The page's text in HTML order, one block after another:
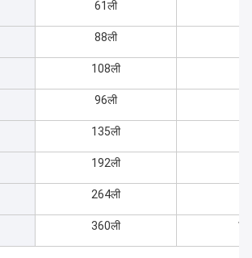
61ली
88ली
108ली
96ली
135ली
192ली
264ली
360ली